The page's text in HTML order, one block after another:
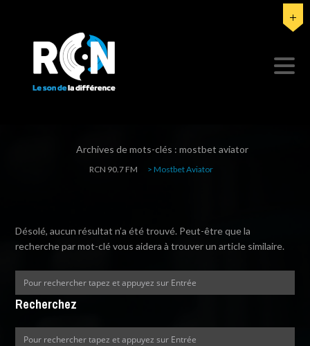
Archives de mots-clés : mostbet aviator
RCN 90.7 FM > Mostbet Aviator
Désolé, aucun résultat n’a été trouvé. Peut-être que la
recherche par mot-clé vous aidera à trouver un article similaire.
Recherchez